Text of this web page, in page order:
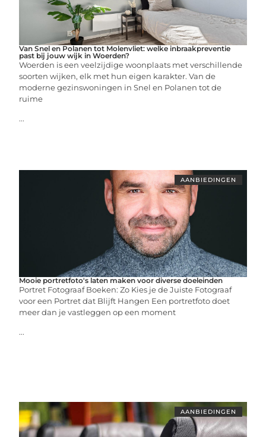
Van Snel en Polanen tot Molenvliet: welke inbraakpreventie
past bij jouw wijk in Woerden?
Woerden is een veelzijdige woonplaats met verschillende
soorten wijken, elk met hun eigen karakter. Van de
moderne gezinswoningen in Snel en Polanen tot de
ruime
...
AANBIEDINGEN
Mooie portretfoto's laten maken voor diverse doeleinden
Portret Fotograaf Boeken: Zo Kies je de Juiste Fotograaf
voor een Portret dat Blijft Hangen Een portretfoto doet
meer dan je vastleggen op een moment
...
AANBIEDINGEN